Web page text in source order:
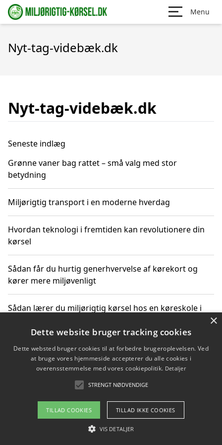
Menu
Nyt-tag-videbæk.dk
Nyt-tag-videbæk.dk
Seneste indlæg
Grønne vaner bag rattet – små valg med stor
betydning
Miljørigtig transport i en moderne hverdag
Hvordan teknologi i fremtiden kan revolutionere din
kørsel
Sådan får du hurtig generhvervelse af kørekort og
kører mere miljøvenligt
Sådan lærer du miljørigtig kørsel hos en køreskole i
Copyright 2026 - Pilanto Aps
Om / kontakt
×
Dette website bruger tracking cookies
Dette websted bruger cookies til at forbedre brugeroplevelsen. Ved
at bruge vores hjemmeside accepterer du alle cookies i
overensstemmelse med vores cookiepolitik. Detaljer
STRENGT NØDVENDIGE
TILLAD COOKIES TILLAD IKKE COOKIES
VIS DETALJER